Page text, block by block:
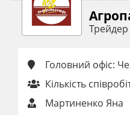
Трейдер
Головний офіс:
Кількість
Мартиненко Яна